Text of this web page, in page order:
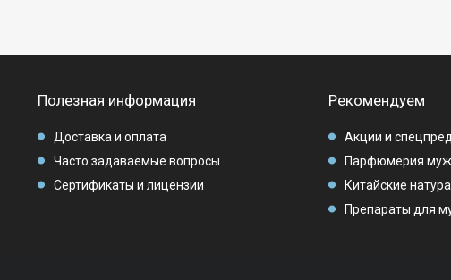
Полезная информация
Доставка и оплата
Часто задаваемые вопросы
Сертификаты и лицензии
Рекомендуем
Акции и
Парфюмерия
Китайские
Препараты для